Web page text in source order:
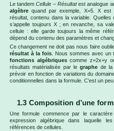
Le tandemCellule – Résultatest analogue
algèbre quand par exemple, X=5. X
résultat, contenu dans la variable.
s’appelle toujours X ; en revanche, sa
cellule : elle garde toujours la même
dépend du contenu des paramètres et
Ce changement ne doit pas nous faire
résultat à la fois . Nous sommes avec un
fonctions algébriquescomme z=2x+y
résultats matérialisée par legraphe de la
prévoir en fonction de variations du
conditionnelles dans la formule. C’est un
1.3 Composition d’une
Une formule commence par le
expression algébrique dans laquelle
références de cellules.